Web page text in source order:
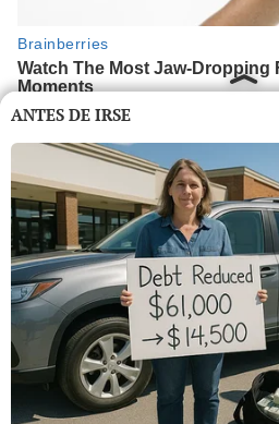
ANTES DE IRSE